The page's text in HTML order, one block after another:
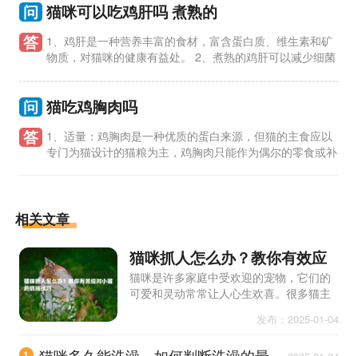
问 猫咪可以吃鸡肝吗 煮熟的
答 1、鸡肝是一种营养丰富的食材，富含蛋白质、维生素和矿
物质，对猫咪的健康有益处。 2、煮熟的鸡肝可以减少细菌
问 猫吃鸡胸肉吗
答 1、适量：鸡胸肉是一种优质的蛋白来源，但猫的主食应以
专门为猫设计的猫粮为主，鸡胸肉只能作为偶尔的零食或补
相关文章
猫咪抓人怎么办？教你有效应
对小猫的抓挠技巧
猫咪是许多家庭中受欢迎的宠物，它们的
可爱和灵动常常让人心生欢喜。很多猫主
挠的问题。小猫的抓挠行为不仅会造成皮
发布：2025-01-04